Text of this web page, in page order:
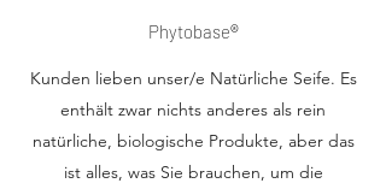
Phytobase®
Kunden lieben unser/e Natürliche Seife. Es
enthält zwar nichts anderes als rein
natürliche, biologische Produkte, aber das
ist alles, was Sie brauchen, um die